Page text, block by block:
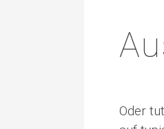
Oder